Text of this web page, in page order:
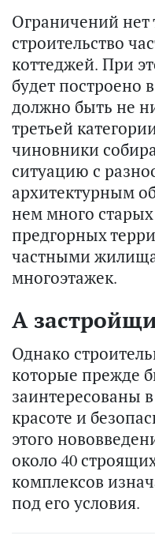
Ограничений нет
строительство
коттеджей. При
будет построено
должно быть не
третьей
чиновники
ситуацию с
архитектурным
нем много
предгорных
частными
многоэтажек.
А
Однако
которые прежде
заинтересованы
красоте и
этого
около 40
комплексов
под его условия.